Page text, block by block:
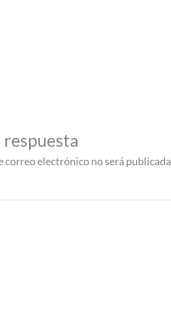
respuesta
correo electrónico no será